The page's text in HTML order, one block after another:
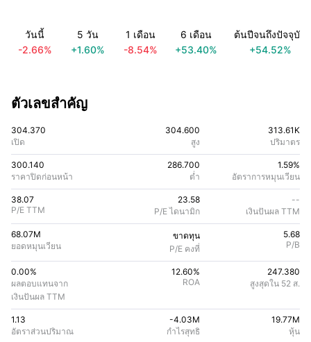
วันนี้
-2.66%
5 วัน
+1.60%
1 เดือน
-8.54%
6 เดือน
+53.40%
ต้นปีจนถึงปัจจุบัน
+54.52%
ตัวเลขสำคัญ
304.370
เปิด
304.600
สูง
313.61K
ปริมาตร
38.07
P/E TTM
23.58
P/E ไดนามิก
--
เงินปันผล TTM
1.59%
อัตราการหมุนเวียน
300.140
ราคาปิดก่อนหน้า
286.700
ต่ำ
68.07M
ยอดหมุนเวียน
ขาดทุน
P/E คงที่
5.68
P/B
0.00%
ผลตอบแทนจาก
เงินปันผล TTM
12.60%
ROA
247.380
สูงสุดใน 52 ส.
1.13
อัตราส่วนปริมาณ
-4.03M
กําไรสุทธิ
19.77M
หุ้น